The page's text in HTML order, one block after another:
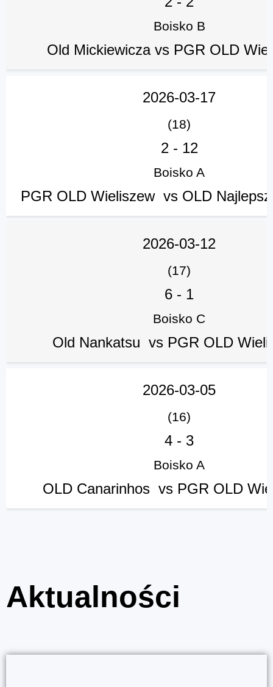
Boisko B
Old Mickiewicza vs PGR OLD
2026-03-17
(18)
2- 12
Boisko A
PGR OLD Wieliszew vs OLD
2026-03-12
(17)
6 - 1
Boisko C
Old Nankatsu vs PGR OLD
2026-03-05
(16)
4 - 3
Boisko A
OLD Canarinhos vs PGR OLD
Aktualności